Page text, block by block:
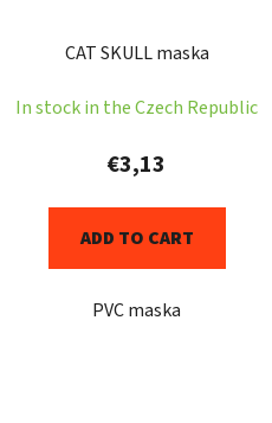
CAT SKULL maska
In stock in the Czech Republic
€3,13
ADD TO CART
PVC maska